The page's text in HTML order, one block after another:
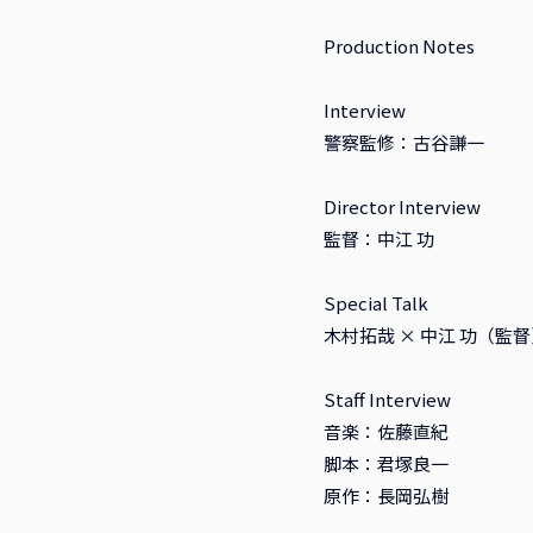
Production Notes
Interview
警察監修：古谷謙一
Director Interview
監督：中江 功
Special Talk
木村拓哉 × 中江 功（監
Staff Interview
音楽：佐藤直紀
脚本：君塚良一
原作：長岡弘樹